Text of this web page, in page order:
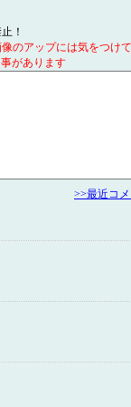
！
のアップには気をつけ
があります
>>最近コ